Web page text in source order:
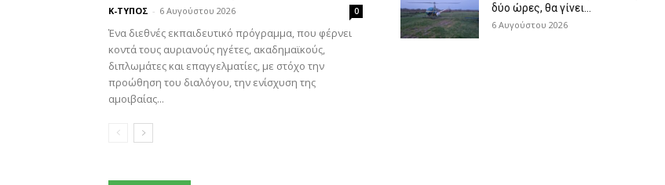
Κ-ΤΥΠΟΣ - 6 Αυγούστου 2026 0
Ένα διεθνές εκπαιδευτικό πρόγραμμα, που φέρνει
κοντά τους αυριανούς ηγέτες, ακαδημαϊκούς,
διπλωμάτες και επαγγελματίες, με στόχο την
προώθηση του διαλόγου, την ενίσχυση της
αμοιβαίας...
δύο ώρες, θα γίνει...
6 Αυγούστου 2026